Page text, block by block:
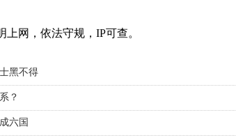
网，依法守规，IP可查。
黑不得
？
六国